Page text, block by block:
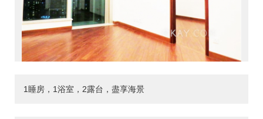
1睡房，1浴室，2露台，盡享海景